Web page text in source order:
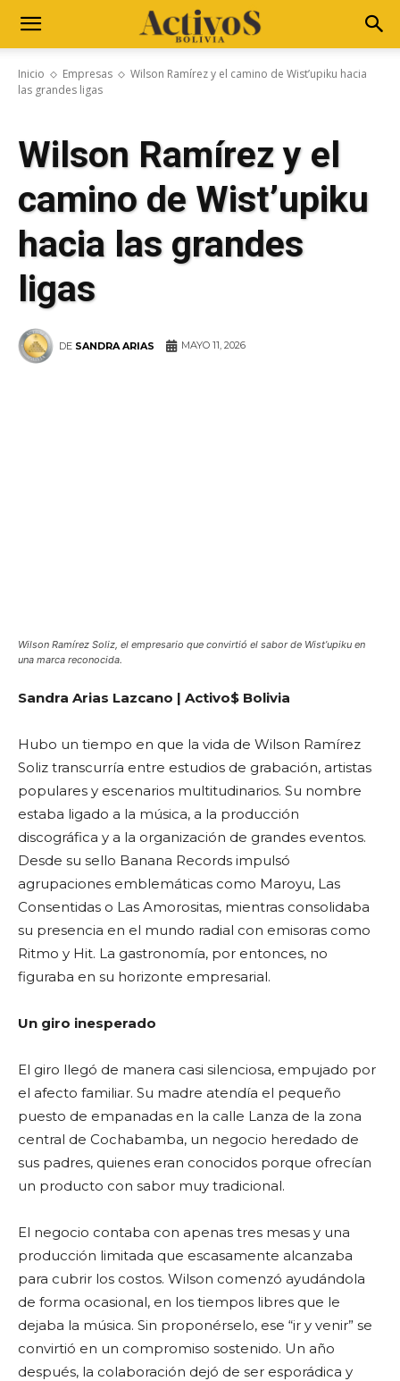
Inicio Empresas
Wilson Ramírez y el camino de Wist’upiku hacia
las grandes ligas
Wilson Ramírez y el
camino de Wist’upiku
hacia las grandes
ligas
DE SANDRA ARIAS MAYO 11, 2026
Wilson Ramírez Soliz, el empresario que convirtió el sabor de Wist’upiku en
una marca reconocida.
Sandra Arias Lazcano | Activo$ Bolivia
Hubo un tiempo en que la vida de Wilson Ramírez
Soliz transcurría entre estudios de grabación, artistas
populares y escenarios multitudinarios. Su nombre
estaba ligado a la música, a la producción
discográfica y a la organización de grandes eventos.
Desde su sello Banana Records impulsó
agrupaciones emblemáticas como Maroyu, Las
Consentidas o Las Amorositas, mientras consolidaba
su presencia en el mundo radial con emisoras como
Ritmo y Hit. La gastronomía, por entonces, no
figuraba en su horizonte empresarial.
Un giro inesperado
El giro llegó de manera casi silenciosa, empujado por
el afecto familiar. Su madre atendía el pequeño
puesto de empanadas en la calle Lanza de la zona
central de Cochabamba, un negocio heredado de
sus padres, quienes eran conocidos porque ofrecían
un producto con sabor muy tradicional.
El negocio contaba con apenas tres mesas y una
producción limitada que escasamente alcanzaba
para cubrir los costos. Wilson comenzó ayudándola
de forma ocasional, en los tiempos libres que le
dejaba la música. Sin proponérselo, ese “ir y venir” se
convirtió en un compromiso sostenido. Un año
después, la colaboración dejó de ser esporádica y